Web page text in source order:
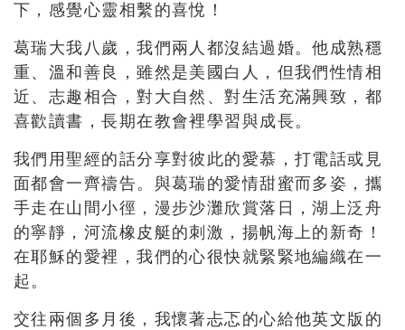
下，感覺心靈相繫的喜悅！
葛瑞大我八歲，我們兩人都沒結過婚。他成熟穩
重、溫和善良，雖然是美國白人，但我們性情相
近、志趣相合，對大自然、對生活充滿興致，都
喜歡讀書，長期在教會裡學習與成長。
我們用聖經的話分享對彼此的愛慕，打電話或見
面都會一齊禱告。與葛瑞的愛情甜蜜而多姿，攜
手走在山間小徑，漫步沙灘欣賞落日，湖上泛舟
的寧靜，河流橡皮艇的刺激，揚帆海上的新奇！
在耶穌的愛裡，我們的心很快就緊緊地編織在一
起。
交往兩個多月後，我懷著忐忑的心給他英文版的